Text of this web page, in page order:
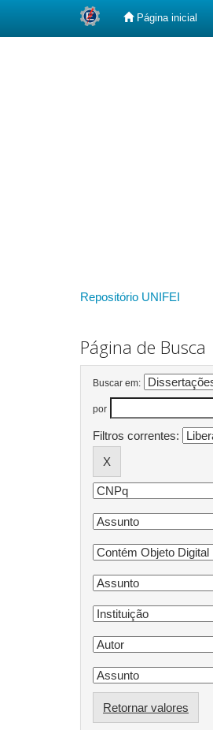
Página inicial
Repositório UNIFEI
Página de Busca
Buscar em:
por
Filtros correntes:
Retornar valores